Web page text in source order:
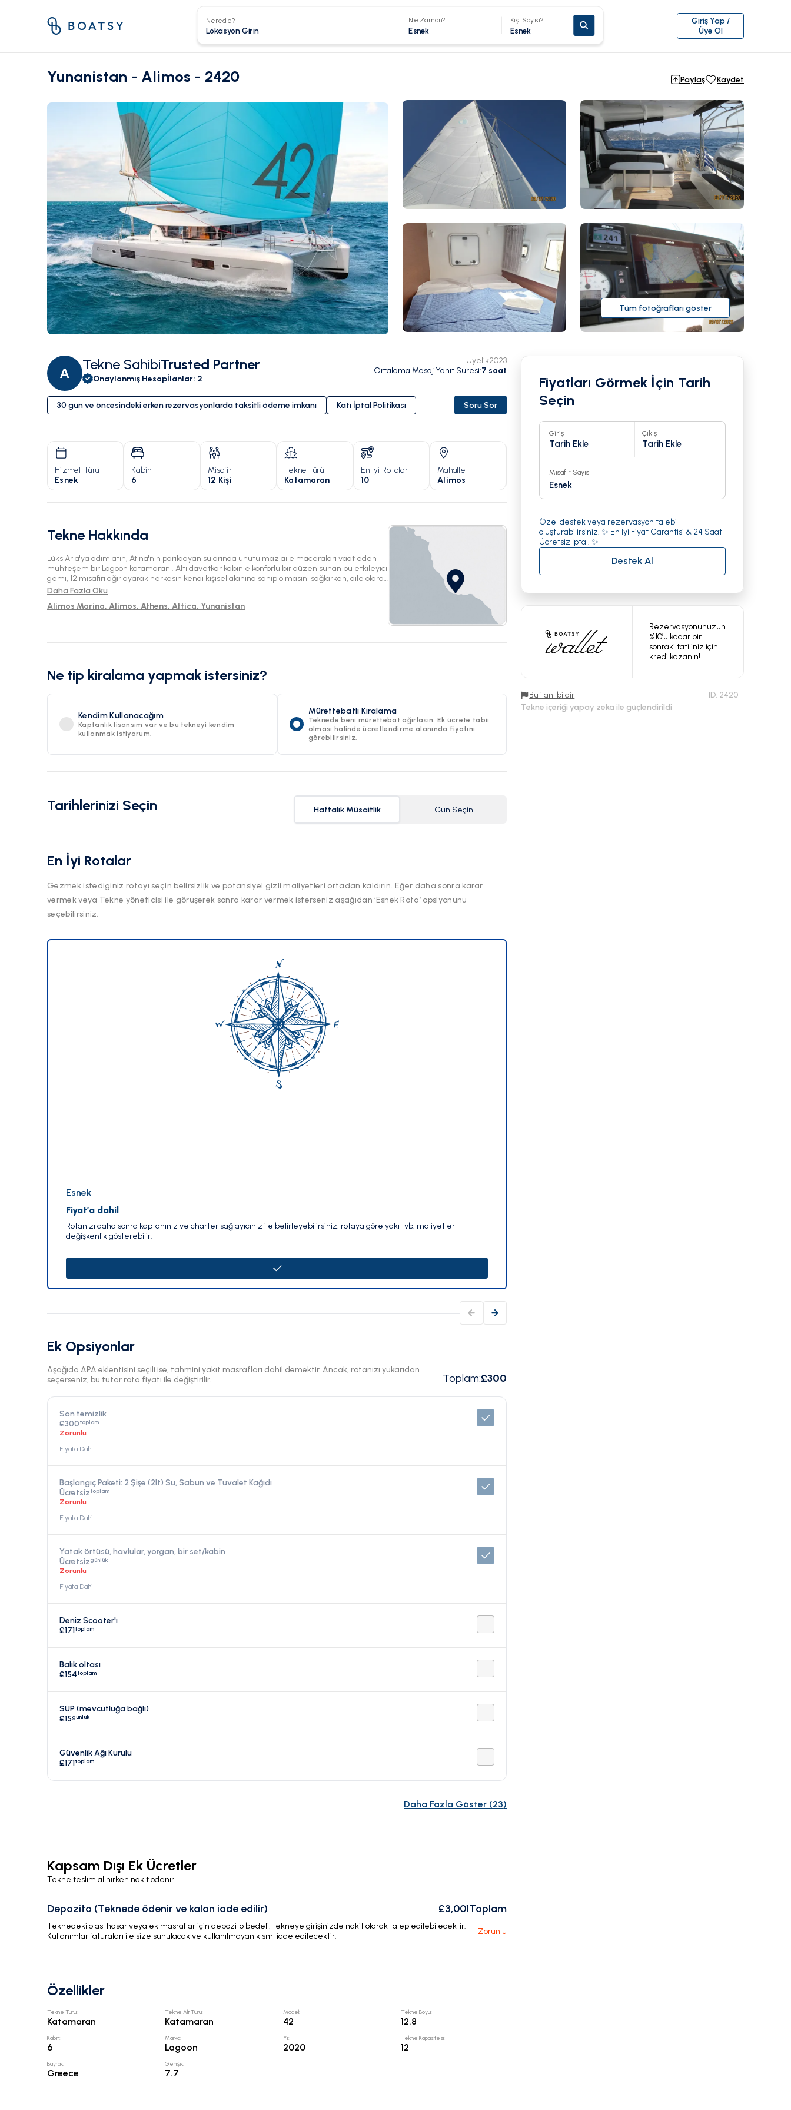
Nerede? Ne Zaman?
Esnek
Kişi Sayısı?
Esnek
Giriş Yap /
Üye Ol
Yunanistan - Alimos - 2420 Paylaş Kaydet
Tüm fotoğrafları göster
A
Tekne SahibiTrusted Partner
Onaylanmış Hesapİlanlar: 2
Üyelik2023
Ortalama Mesaj Yanıt Süresi:7 saat
30 gün ve öncesindeki erken rezervasyonlarda taksitli ödeme imkanı Katı İptal Politikası Soru Sor
Hizmet Türü
Esnek
Kabin
6
Misafir
12 Kişi
Tekne Türü
Katamaran
En İyi Rotalar
10
Mahalle
Alimos
Tekne Hakkında
Lüks Aria'ya adım atın, Atina'nın parıldayan sularında unutulmaz aile maceraları vaat eden
muhteşem bir Lagoon katamaranı. Altı davetkar kabinle konforlu bir düzen sunan bu etkileyici
gemi, 12 misafiri ağırlayarak herkesin kendi kişisel alanına sahip olmasını sağlarken, aile olarak
bir arada kalmanızı da garanti ediyor. Aria'nın düşünceli tasarımı, gülüş dolu öğle yemekleri
paylaşılan deneyimler için anlar yaratıyor. Ailenizin denizin nazik sallantısıyla uyanmasını,
dönüştürün—hepsi lüks ve güvenliğin rahatlatıcı kollarında sarılmış olarak. Ailenizin bir sonraki
kaçamağı için Aria'yı seçin ve maceranızı başlatın.
Daha Fazla Oku
Alimos Marina, Alimos, Athens, Attica, Yunanistan
Ne tip kiralama yapmak istersiniz?
Kendim Kullanacağım
Kaptanlık lisansım var ve bu tekneyi kendim
kullanmak istiyorum.
Mürettebatlı Kiralama
Teknede beni mürettebat ağırlasın. Ek ücrete tabii
olması halinde ücretlendirme alanında fiyatını
görebilirsiniz.
Tarihlerinizi Seçin Haftalık Müsaitlik Gün Seçin
En İyi Rotalar
Gezmek istediginiz rotayı seçin belirsizlik ve potansiyel gizli maliyetleri ortadan kaldırın. Eğer daha sonra karar
vermek veya Tekne yöneticisi ile göruşerek sonra karar vermek isterseniz aşağıdan ‘Esnek Rota’ opsiyonunu
seçebilirsiniz.
Esnek
Fiyat’a dahil
Rotanızı daha sonra kaptanınız ve charter sağlayıcınız ile belirleyebilirsiniz, rotaya göre yakıt vb. maliyetler
değişkenlik gösterebilir.
Ek Opsiyonlar
Aşağıda APA eklentisini seçili ise, tahmini yakıt masrafları dahil demektir. Ancak, rotanızı yukarıdan
seçerseniz, bu tutar rota fiyatı ile değiştirilir.
Toplam:£300
Son temizlik
£300toplam
Zorunlu
Fiyata Dahil
Başlangıç Paketi: 2 Şişe (2lt) Su, Sabun ve Tuvalet Kağıdı
Ücretsiztoplam
Zorunlu
Fiyata Dahil
Yatak örtüsü, havlular, yorgan, bir set/kabin
Ücretsizgünlük
Zorunlu
Fiyata Dahil
Deniz Scooter'ı
£171toplam
Balık oltası
£154toplam
SUP (mevcutluğa bağlı)
£15günlük
Güvenlik Ağı Kurulu
£171toplam
Daha Fazla Göster (23)
Kapsam Dışı Ek Ücretler
Tekne teslim alınırken nakit ödenir.
Depozito (Teknede ödenir ve kalan iade edilir) £3,001Toplam
Teknedeki olası hasar veya ek masraflar için depozito bedeli, tekneye girişinizde nakit olarak talep edilebilecektir.
Kullanımlar faturaları ile size sunulacak ve kullanılmayan kısmı iade edilecektir.
Zorunlu
Özellikler
Tekne Türü:
Katamaran
Tekne Alt Türü:
Katamaran
Model:
42
Tekne Boyu:
12.8
Kabin:
6
Marka:
Lagoon
Yıl:
2020
Tekne Kapasitesi:
12
Bayrak:
Greece
Genişlik:
7.7
Fiyatları Görmek İçin Tarih
Seçin
Giriş
Tarih Ekle
Çıkış
Tarih Ekle
Misafir Sayısı
Esnek
Özel destek veya rezervasyon talebi
oluşturabilirsiniz. ✨ En İyi Fiyat Garantisi & 24 Saat
Ücretsiz İptal! ✨
Destek Al
Rezervasyonunuzun
%10’u kadar bir
sonraki tatiliniz için
kredi kazanın!
Bu ilanı bildir ID: 2420
Tekne içeriği yapay zeka ile güçlendirildi